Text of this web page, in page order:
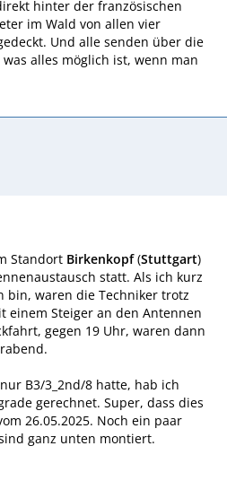
hinter der französischen
im Wald von allen vier
Und alle senden über die
alles möglich ist, wenn man
Standort Birkenkopf(Stuttgart)
statt. Als ich kurz
bin, waren die Techniker trotz
einem Steiger an den Antennen
gegen 19 Uhr, waren dann
B3/3_2nd/8 hatte, hab ich
gerechnet. Super, dass dies
26.05.2025. Noch ein paar
ganz unten montiert.